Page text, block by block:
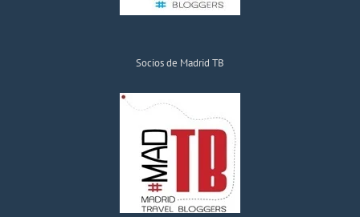
Socios de Madrid TB